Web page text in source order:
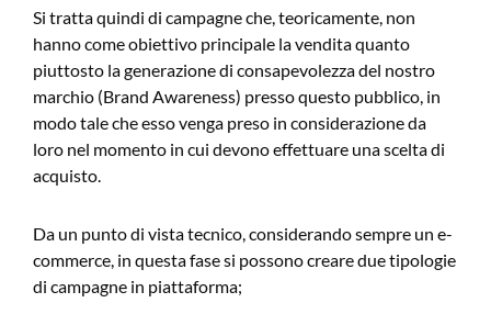
Si tratta quindi di campagne che, teoricamente, non
hanno come obiettivo principale la vendita quanto
piuttosto la generazione di consapevolezza del nostro
marchio (Brand Awareness) presso questo pubblico, in
modo tale che esso venga preso in considerazione da
loro nel momento in cui devono effettuare una scelta di
acquisto.
Da un punto di vista tecnico, considerando sempre un e-
commerce, in questa fase si possono creare due tipologie
di campagne in piattaforma;